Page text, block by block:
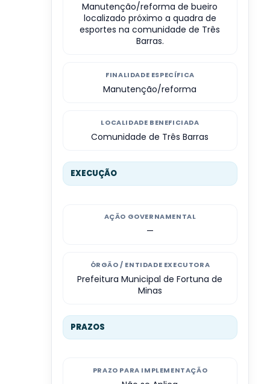
Manutenção/reforma de bueiro
localizado próximo a quadra de
esportes na comunidade de Três
Barras.
FINALIDADE ESPECÍFICA
Manutenção/reforma
LOCALIDADE BENEFICIADA
Comunidade de Três Barras
EXECUÇÃO
AÇÃO GOVERNAMENTAL
—
ÓRGÃO / ENTIDADE EXECUTORA
Prefeitura Municipal de Fortuna de
Minas
PRAZOS
PRAZO PARA IMPLEMENTAÇÃO